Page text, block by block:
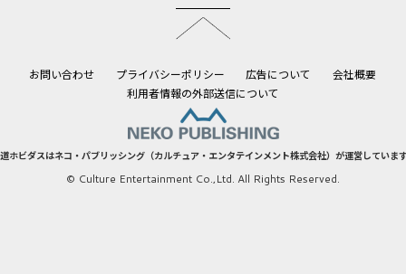
お問い合わせ プライバシーポリシー 広告について
会社概要
利用者情報の外部送信について
ホビダスはネコ・パブリッシング（カルチュア・エンタテインメント株式会社）が運営していま
© Culture Entertainment Co.,Ltd. All Rights Reserved.